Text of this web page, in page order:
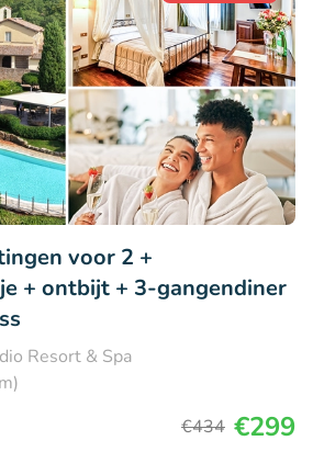
voor 2 +
+ ontbijt + 3-gangendiner
Resort & Spa
€434 €299